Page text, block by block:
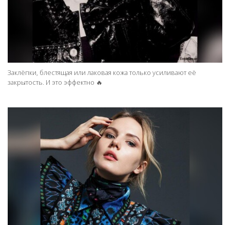
Заклёпки, блестящая или лаковая кожа только усиливают её
закрытость. И это эффектно 🔥